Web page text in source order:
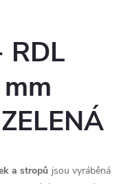
RDL
a stropů jsou vyráběná